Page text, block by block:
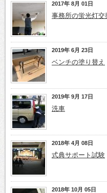
2017年 8月 01日
事務所の蛍光灯交
2019年 6月 23日
ベンチの塗り替え
2019年 9月 17日
洗車
2018年 4月 08日
式典サポート試験
2018年 10月 05日